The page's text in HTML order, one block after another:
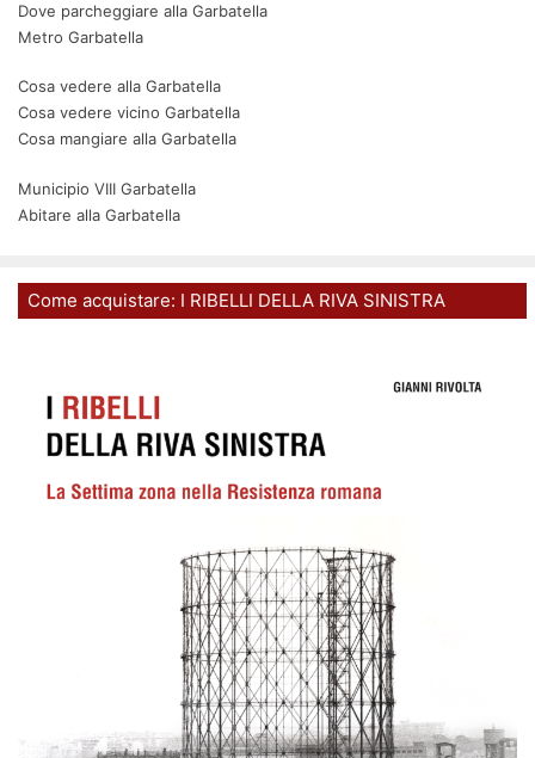
Dove parcheggiare alla Garbatella
Metro Garbatella
Cosa vedere alla Garbatella
Cosa vedere vicino Garbatella
Cosa mangiare alla Garbatella
Municipio VIII Garbatella
Abitare alla Garbatella
Come acquistare: I RIBELLI DELLA RIVA SINISTRA